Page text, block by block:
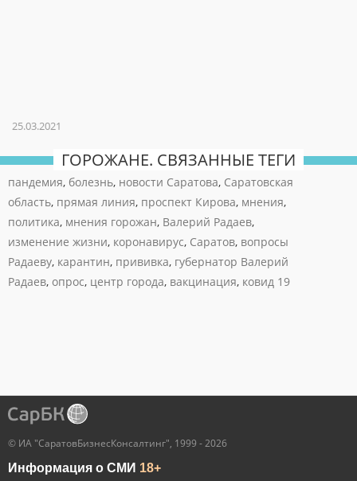
25.03.2021
ГОРОЖАНЕ. СВЯЗАННЫЕ ТЕГИ
пандемия, болезнь, новости Саратова, Саратовская
область, прямая линия, проспект Кирова, мнения,
политика, мнения горожан, Валерий Радаев,
изменение жизни, коронавирус, Саратов, вопросы
Радаеву, карантин, прививка, губернатор Валерий
Радаев, опрос, центр города, вакцинация, ковид 19
© ИА "СаратовБизнесКонсалтинг", 1999 - 2026
Информация о СМИ 18+